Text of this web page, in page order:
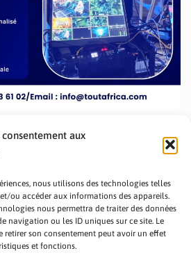
aux
nous utilisons des technologies telles
ou accéder aux informations des appareils.
nous permettra de traiter des données
navigation ou les ID uniques sur ce site. Le
retirer son consentement peut avoir un effet
et fonctions.
TOUTAFRICA
A PROPOS